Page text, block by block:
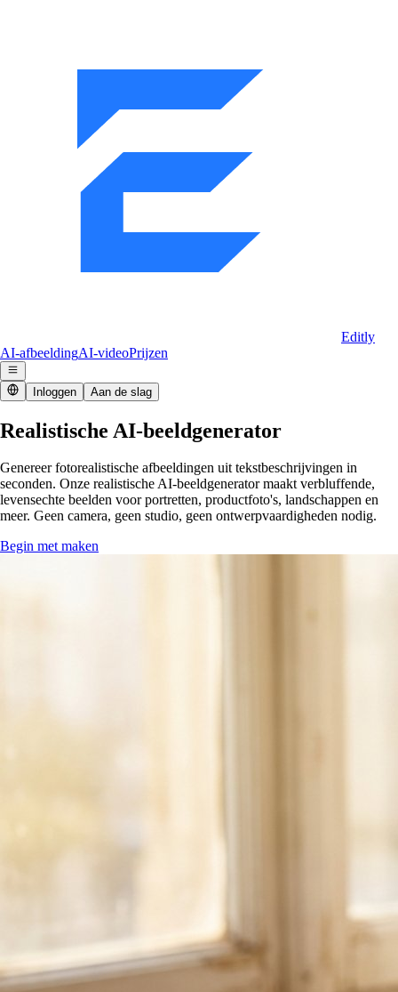
Editly
AI-afbeeldingAI-videoPrijzen
Inloggen Aan de slag
Realistische AI-beeldgenerator
Genereer fotorealistische afbeeldingen uit tekstbeschrijvingen in
seconden. Onze realistische AI-beeldgenerator maakt verbluffende,
levensechte beelden voor portretten, productfoto's, landschappen en
meer. Geen camera, geen studio, geen ontwerpvaardigheden nodig.
Begin met maken